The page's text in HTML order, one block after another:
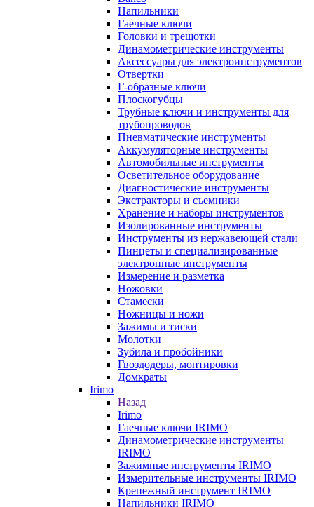
Напильники
Гаечные ключи
Головки и трещотки
Динамометрические инструменты
Аксессуары для электроинструментов
Отвертки
Г-образные ключи
Плоскогубцы
Трубные ключи и инструменты для
трубопроводов
Пневматические инструменты
Аккумуляторные инструменты
Автомобильные инструменты
Осветительное оборудование
Диагностические инструменты
Экстракторы и съемники
Хранение и наборы инструментов
Изолированные инструменты
Инструменты из нержавеющей стали
Пинцеты и специализированные
электронные инструменты
Измерение и разметка
Ножовки
Стамески
Ножницы и ножи
Зажимы и тиски
Молотки
Зубила и пробойники
Гвоздодеры, монтировки
Домкраты
Irimo
Назад
Irimo
Гаечные ключи IRIMO
Динамометрические инструменты
IRIMO
Зажимные инструменты IRIMO
Измерительные инструменты IRIMO
Крепежный инструмент IRIMO
Напильники IRIMO